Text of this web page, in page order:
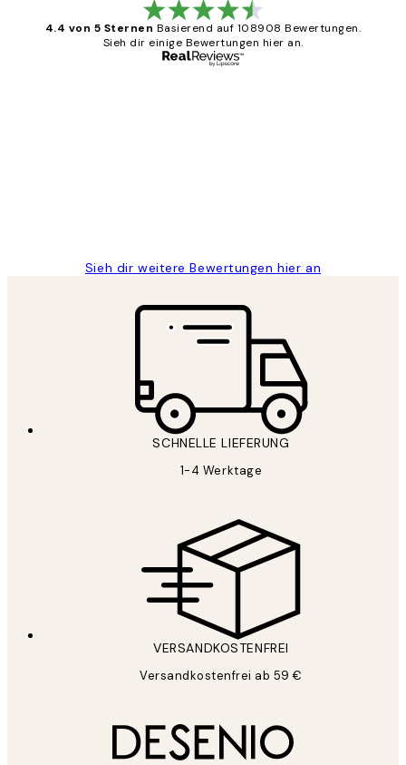
4.4 von 5 Sternen Basierend auf 108908 Bewertungen.
Sieh dir einige Bewertungen hier an.
Sieh dir weitere Bewertungen hier an
SCHNELLE LIEFERUNG
1-4 Werktage
VERSANDKOSTENFREI
Versandkostenfrei ab 59 €